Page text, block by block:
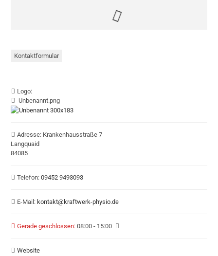
Kontaktformular
Logo:
Unbenannt.png
Adresse: Krankenhausstraße 7
Langquaid
84085
Telefon: 09452 9493093
E-Mail: kontakt@kraftwerk-physio.de
Gerade geschlossen: 08:00 - 15:00
Website